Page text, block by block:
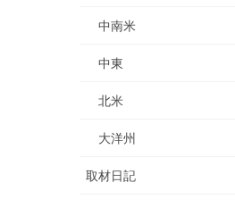
中南米
中東
北米
大洋州
取材日記